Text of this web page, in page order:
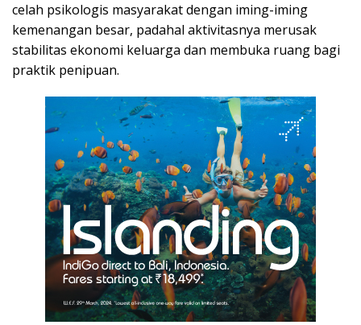
celah psikologis masyarakat dengan iming-iming
kemenangan besar, padahal aktivitasnya merusak
stabilitas ekonomi keluarga dan membuka ruang bagi
praktik penipuan.